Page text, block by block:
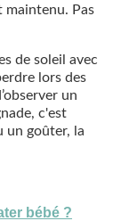
maintenu. Pas
de soleil avec
lors des
un
c'est
un goûter, la
bébé ?